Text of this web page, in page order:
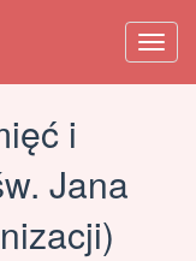
Menu
i
Jana